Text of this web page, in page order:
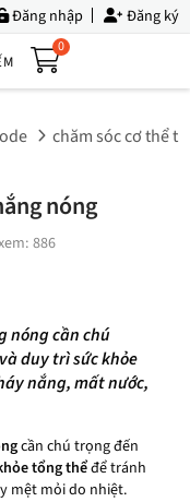
Đăng nhập Đăng ký
0
chăm sóc cơ thể
nóng
886
nóng cần chú
duy trì sức khỏe
nắng, mất nước,
cần chú trọng đến
tổng thểđể tránh
mệt mỏi do nhiệt.